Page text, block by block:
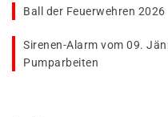
Ball der Feuerwehren 2026
Sirenen-Alarm vom 09.
Pumparbeiten